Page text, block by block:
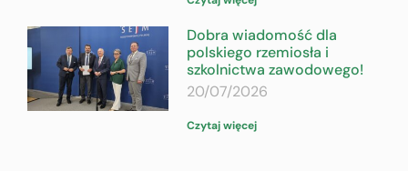
Dobra wiadomość dla
polskiego rzemiosła i
szkolnictwa zawodowego!
20/07/2026
Czytaj więcej